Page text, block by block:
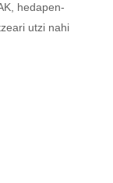
hedapen-
utzi nahi